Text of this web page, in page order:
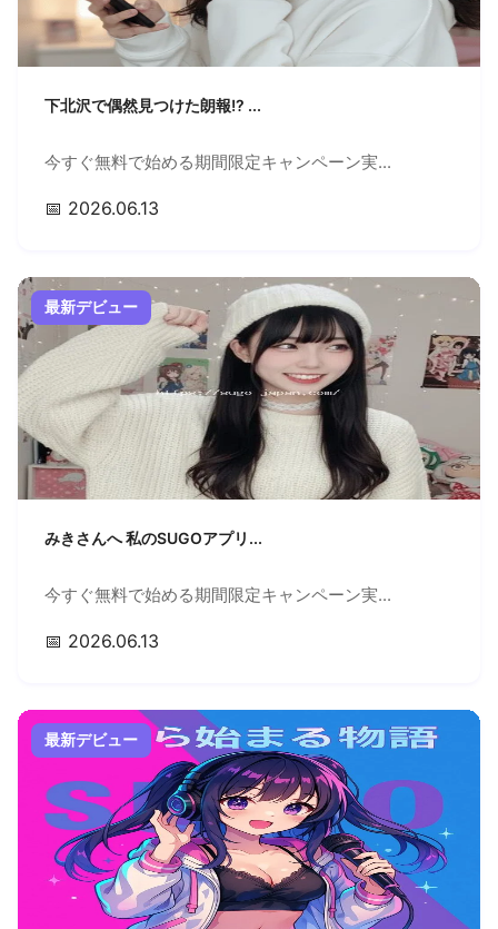
下北沢で偶然見つけた朗報!? ...
今すぐ無料で始める期間限定キャンペーン実...
📅 2026.06.13
最新デビュー
みきさんへ 私のSUGOアプリ...
今すぐ無料で始める期間限定キャンペーン実...
📅 2026.06.13
最新デビュー